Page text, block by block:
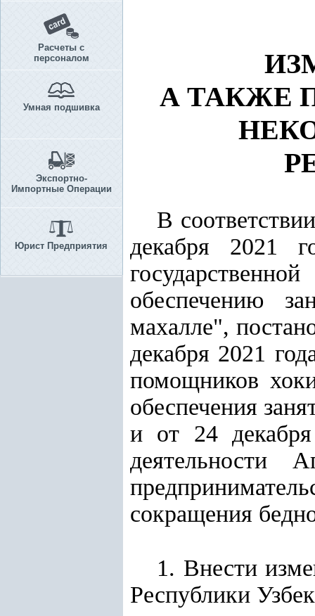
Расчеты с
персоналом
Умная подшивка
Экспортно-
Импортные Операции
Юрист Предприятия
А ТАКЖЕ
В
декабря 2021
обеспечению
махалле",
декабря 2021
помощников
обеспечения
и от 24
деятельности
сокращения
1. Внести
Республики